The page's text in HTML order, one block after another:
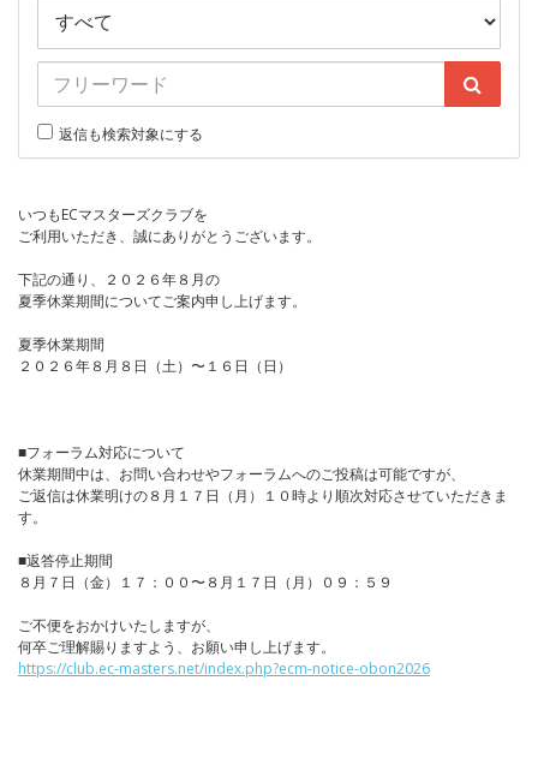
返信も検索対象にする
いつもECマスターズクラブを
ご利用いただき、誠にありがとうございます。
下記の通り、２０２６年８月の
夏季休業期間についてご案内申し上げます。
夏季休業期間
２０２６年８月８日（土）〜１６日（日）
■フォーラム対応について
休業期間中は、お問い合わせやフォーラムへのご投稿は可能ですが、
ご返信は休業明けの８月１７日（月）１０時より順次対応させていただきま
す。
■返答停止期間
８月７日（金）１７：００〜８月１７日（月）０９：５９
ご不便をおかけいたしますが、
何卒ご理解賜りますよう、お願い申し上げます。
https://club.ec-masters.net/index.php?ecm-notice-obon2026